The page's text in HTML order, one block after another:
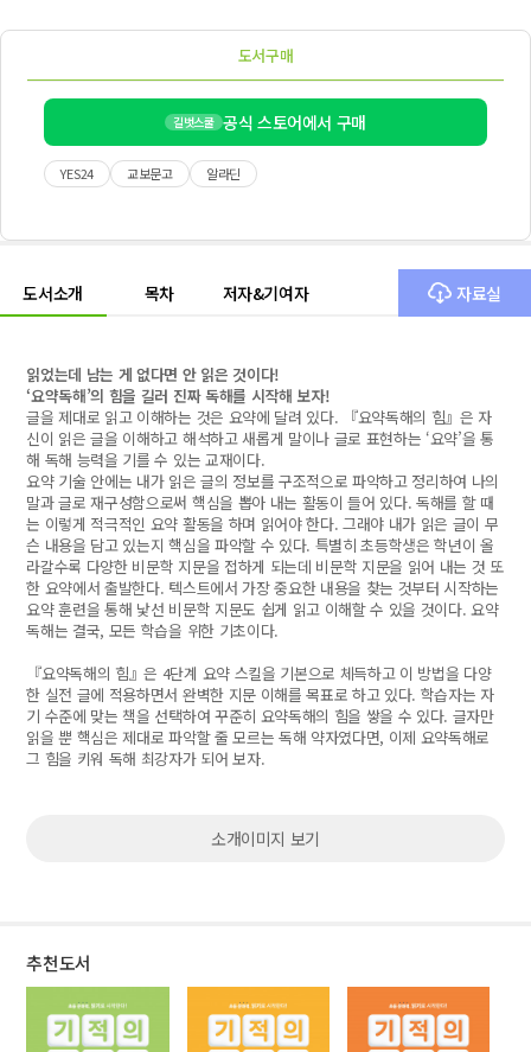
도서구매
길벗스쿨 공식 스토어에서 구매
YES24 교보문고 알라딘
도서소개 목차 저자&기여자 자료실
읽었는데 남는 게 없다면 안 읽은 것이다!
‘요약독해’의 힘을 길러 진짜 독해를 시작해 보자!
글을 제대로 읽고 이해하는 것은 요약에 달려 있다. 『요약독해의 힘』은 자
신이 읽은 글을 이해하고 해석하고 새롭게 말이나 글로 표현하는 ‘요약’을 통
해 독해 능력을 기를 수 있는 교재이다.
요약 기술 안에는 내가 읽은 글의 정보를 구조적으로 파악하고 정리하여 나의
말과 글로 재구성함으로써 핵심을 뽑아 내는 활동이 들어 있다. 독해를 할 때
는 이렇게 적극적인 요약 활동을 하며 읽어야 한다. 그래야 내가 읽은 글이 무
슨 내용을 담고 있는지 핵심을 파악할 수 있다. 특별히 초등학생은 학년이 올
라갈수록 다양한 비문학 지문을 접하게 되는데 비문학 지문을 읽어 내는 것 또
한 요약에서 출발한다. 텍스트에서 가장 중요한 내용을 찾는 것부터 시작하는
요약 훈련을 통해 낯선 비문학 지문도 쉽게 읽고 이해할 수 있을 것이다. 요약
독해는 결국, 모든 학습을 위한 기초이다.
『요약독해의 힘』은 4단계 요약 스킬을 기본으로 체득하고 이 방법을 다양
한 실전 글에 적용하면서 완벽한 지문 이해를 목표로 하고 있다. 학습자는 자
기 수준에 맞는 책을 선택하여 꾸준히 요약독해의 힘을 쌓을 수 있다. 글자만
읽을 뿐 핵심은 제대로 파악할 줄 모르는 독해 약자였다면, 이제 요약독해로
그 힘을 키워 독해 최강자가 되어 보자.
소개이미지 보기
추천도서